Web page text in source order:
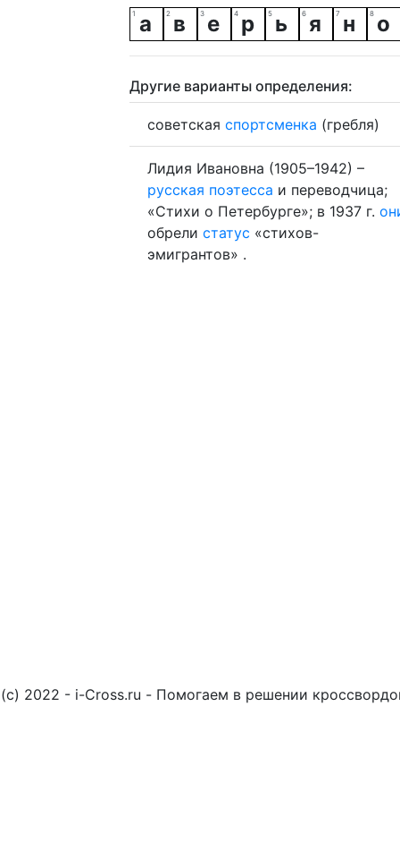
а в е р ь я н о
Другие варианты определения:
советская спортсменка (гребля)
Лидия Ивановна (1905–1942) –
русская поэтесса и переводчица;
«Стихи о Петербурге»; в 1937 г.
обрели статус «стихов-
эмигрантов» .
(c) 2022 - i-Cross.ru - Помогаем в решении